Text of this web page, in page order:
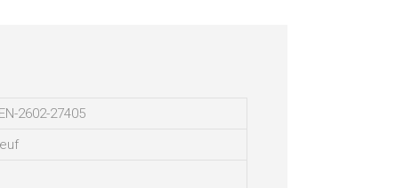
2602-27405